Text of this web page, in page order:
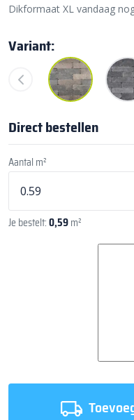
Dikformaat XL vandaag
Variant:
Direct bestellen
Aantal m²
Je bestelt:0,59m²